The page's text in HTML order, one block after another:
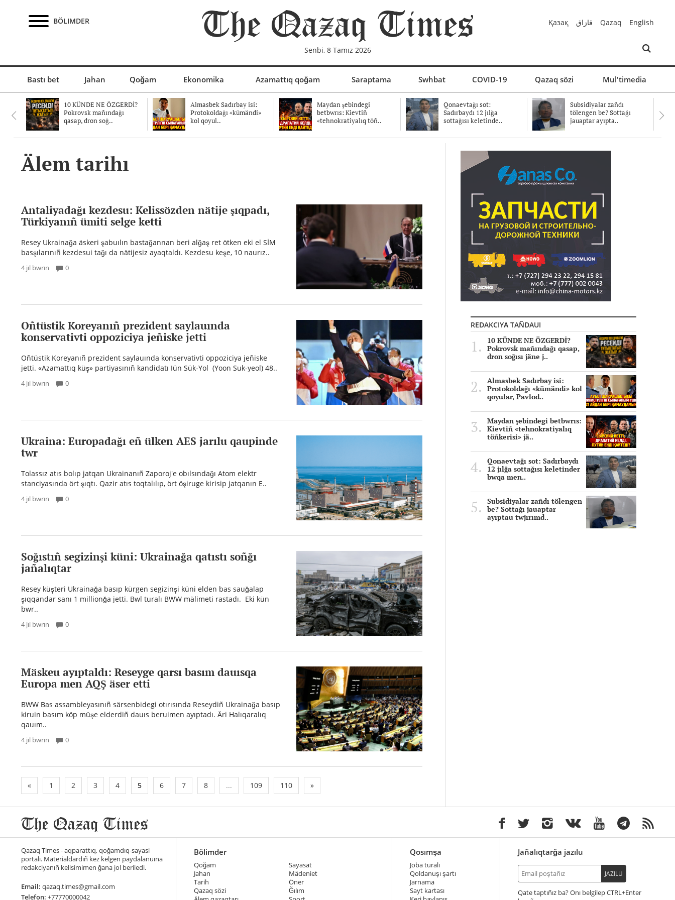
BÖLIMDER
Senbi, 8 Tamız 2026
Қазақ قازاق Qazaq English
Bastı bet Jahan Qoğam Ekonomika Azamattıq qoğam Saraptama Swhbat COVID-19 Qazaq sözi Mul'timedia
10 KÜNDE NE ÖZGERDİ?
Pokrovsk mañındağı
qasap, dron soğ..
Almasbek Sadırbay isi:
Protokoldağı «kümändi»
kol qoyul..
Maydan şebindegi
betbwrıs: Kievtiñ
«tehnokratiyalıq töñ..
Qonaevtağı sot:
Sadırbaydı 12 jılğa
sottağısı keletinde..
Subsidiyalar zañdı
tölengen be? Sottağı
jauaptar ayıpta..
Älem tarihı
Antaliyadağı kezdesu: Kelissözden nätije şıqpadı,
Türkiyanıñ ümiti selge ketti
Resey Ukrainağa äskeri şabuılın bastağannan beri alğaş ret ötken eki el SİM
basşılarınıñ kezdesui tağı da nätijesiz ayaqtaldı. Kezdesu keşe, 10 naurız..
4 jıl bwrın 0
Oñtüstik Koreyanıñ prezident saylauında
konservativti oppoziciya jeñiske jetti
Oñtüstik Koreyanıñ prezident saylauında konservativti oppoziciya jeñiske
jetti. «Azamattıq küş» partiyasınıñ kandidatı Iün Sük-Yol (Yoon Suk-yeol) 48..
4 jıl bwrın 0
Ukraina: Europadağı eñ ülken AES jarılu qaupinde
twr
Tolassız atıs bolıp jatqan Ukrainanıñ Zaporoj'e obılsındağı Atom elektr
stanciyasında ört şıqtı. Qazir atıs toqtalılıp, ört öşiruge kirisip jatqanın E..
4 jıl bwrın 0
Soğıstıñ segizinşi küni: Ukrainağa qatıstı soñğı
jañalıqtar
Resey küşteri Ukrainağa basıp kürgen segizinşi küni elden bas sauğalap
şıqqandar sanı 1 millionğa jetti. Bwl turalı BWW mälimeti rastadı. Eki kün
bwr..
4 jıl bwrın 0
Mäskeu ayıptaldı: Reseyge qarsı basım dauısqa
Europa men AQŞ äser etti
BWW Bas assambleyasınıñ särsenbidegi otırısında Reseydiñ Ukrainağa basıp
kiruin basım köp müşe elderdiñ dauıs beruimen ayıptadı. Äri Halıqaralıq
qauım..
4 jıl bwrın 0
« 1 2 3 4 5 6 7 8 ... 109 110 »
REDAKCIYA TAÑDAUI
10 KÜNDE NE ÖZGERDİ?
Pokrovsk mañındağı qasap,
dron soğısı jäne j..
Almasbek Sadırbay isi:
Protokoldağı «kümändi» kol
qoyular, Pavlod..
Maydan şebindegi betbwrıs:
Kievtiñ «tehnokratiyalıq
töñkerisi» jä..
Qonaevtağı sot: Sadırbaydı
12 jılğa sottağısı keletinder
bwqa men..
Subsidiyalar zañdı tölengen
be? Sottağı jauaptar
ayıptau twjırımd..
Qazaq Times - aqparattıq, qoğamdıq-sayasi
portalı. Materialdardıñ kez kelgen paydalanuına
redakciyanıñ kelisimimen ğana jol beriledi.
Email: qazaq.times@gmail.com
Telefon: +77770000042
Bölimder
Qoğam
Jahan
Tarih
Qazaq sözi
Sayasat
Mädeniet
Öner
Ğılım
Qosımşa
Joba turalı
Qoldanuşı şartı
Jarnama
Sayt kartası
Jañalıqtarğa jazılu
JAZILU
Qate taptıñız ba? Onı belgilep
+Enter